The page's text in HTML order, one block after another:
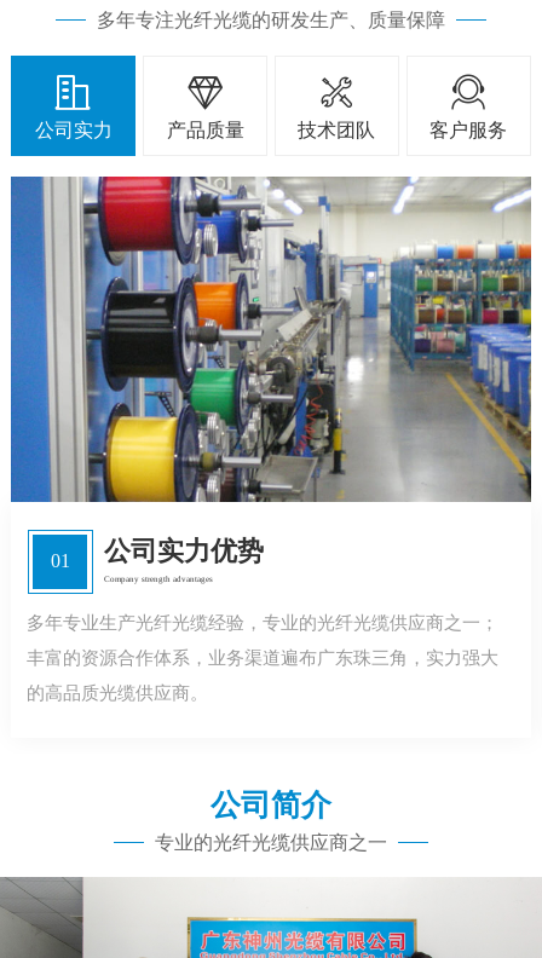
多年专注光纤光缆的研发生产、质量保障

公司实力

产品质量

技术团队

客户服务
公司实力优势
Company strength advantages
01
多年专业生产光纤光缆经验，专业的光纤光缆供应商之一；
丰富的资源合作体系，业务渠道遍布广东珠三角，实力强大
的高品质光缆供应商。
公司简介
专业的光纤光缆供应商之一